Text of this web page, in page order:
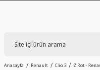
Anasayfa Renault Clio 3 Z Rot -